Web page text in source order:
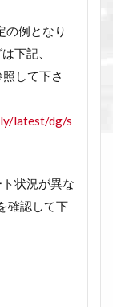
の例となり
下記、
して下さ
latest/dg/s
状況が異な
確認して下